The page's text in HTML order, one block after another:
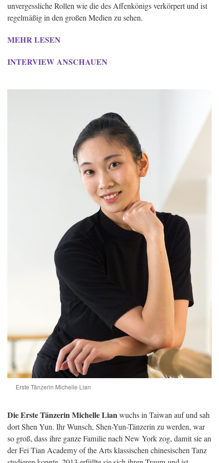
unvergessliche Rollen wie die des Affenkönigs verkörpert und ist
regelmäßig in den großen Medien zu sehen.
MEHR LESEN
INTERVIEW ANSCHAUEN
Erste Tänzerin Michelle Lian
Die Erste Tänzerin Michelle Lianwuchs in Taiwan auf und sah
dort Shen Yun. Ihr Wunsch, Shen-Yun-Tänzerin zu werden, war
so groß, dass ihre ganze Familie nach New York zog, damit sie an
der Fei Tian Academy of the Arts klassischen chinesischen Tanz